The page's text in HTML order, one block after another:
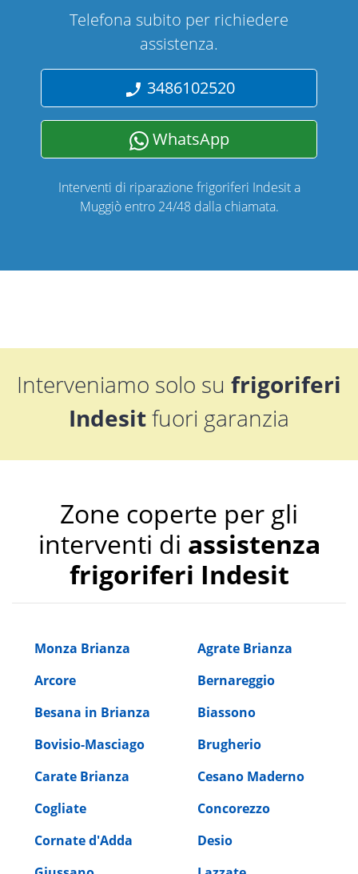
Telefona subito per richiedere
assistenza.
3486102520
WhatsApp
Interventi di riparazione frigoriferi Indesit a
Muggiò entro 24/48 dalla chiamata.
Interveniamo solo su frigoriferi
Indesitfuori garanzia
Zone coperte per gli
interventi di assistenza
frigoriferi Indesit
Monza Brianza
Agrate Brianza
Arcore
Bernareggio
Besana in Brianza
Biassono
Bovisio-Masciago
Brugherio
Carate Brianza
Cesano Maderno
Cogliate
Concorezzo
Cornate d'Adda
Desio